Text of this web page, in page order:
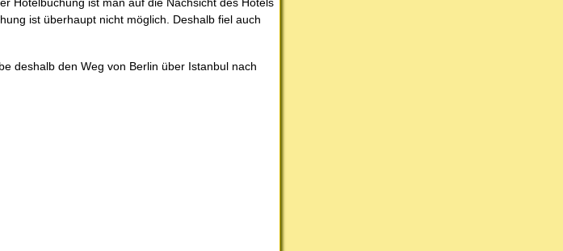
Hotelbuchung ist man auf die Nachsicht des Hotels
ist überhaupt nicht möglich. Deshalb fiel auch
deshalb den Weg von Berlin über Istanbul nach